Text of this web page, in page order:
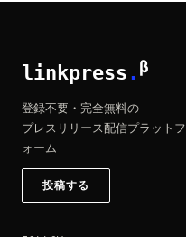
linkpress . β
登録不要・完全無料の
プレスリリース配信プラットフ
ォーム
投稿する